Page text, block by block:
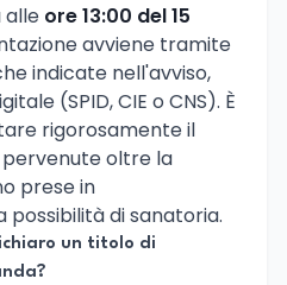
alle ore 13:00 del 15
avviene tramite
indicate nell'avviso,
(SPID, CIE o CNS). È
rigorosamente il
oltre la
prese in
possibilità di sanatoria.
un titolo di